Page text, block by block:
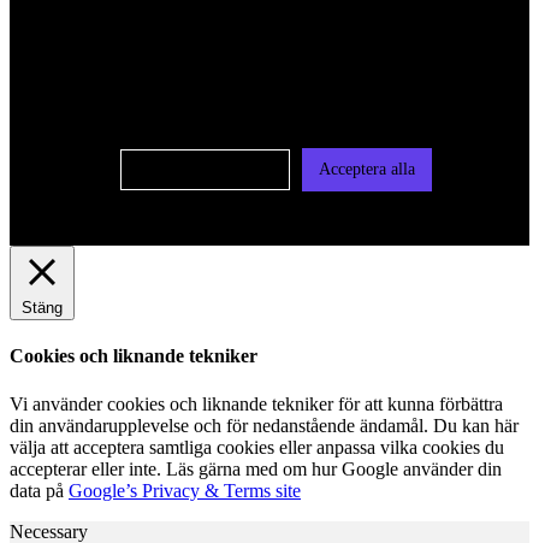
Acceptera alla
Stäng
Cookies och liknande tekniker
Vi använder cookies och liknande tekniker för att kunna förbättra
din användarupplevelse och för nedanstående ändamål. Du kan här
välja att acceptera samtliga cookies eller anpassa vilka cookies du
accepterar eller inte. Läs gärna med om hur Google använder din
data på Google’s Privacy & Terms site
Necessary